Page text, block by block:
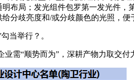
布局；发光组件包罗第一发光件
分歧亮度和/或分歧颜色的光照，便
当举行？。
“顺势而为”，深耕产物力取交付